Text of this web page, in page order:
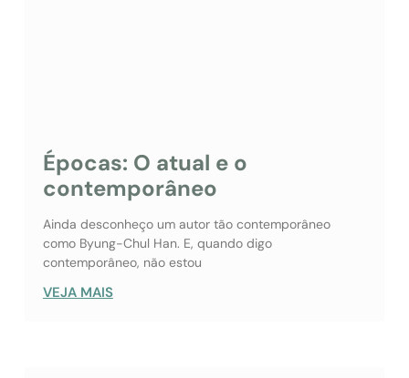
Épocas: O atual e o
contemporâneo
Ainda desconheço um autor tão contemporâneo
como Byung-Chul Han. E, quando digo
contemporâneo, não estou
VEJA MAIS